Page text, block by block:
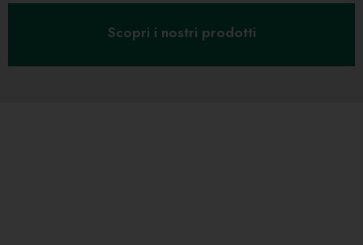
Scopri i nostri prodotti